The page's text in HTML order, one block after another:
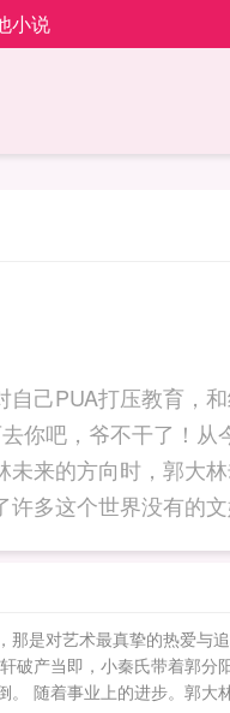
小说
己PUA打压教育，
你吧，爷不干了！从
未来的方向时，郭大
多这个世界没有的
是对艺术最真挚的热爱与
破产当即，小秦氏带着郭分
随着事业上的进步。郭大